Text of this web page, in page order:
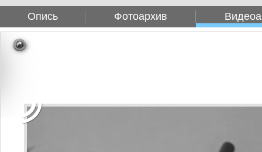
Опись
Фотоархив
Сотрудничество